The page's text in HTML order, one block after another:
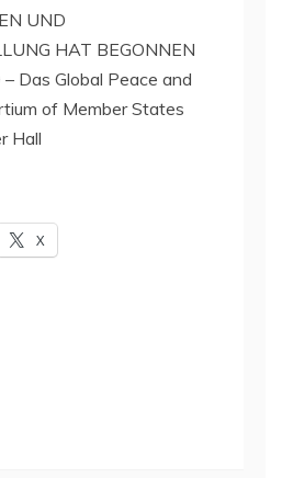
UND
HAT BEGONNEN
Das Global Peace and
of Member States
Hall
X